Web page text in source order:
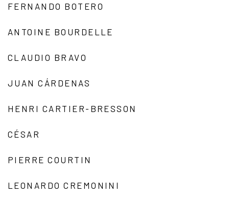
FERNANDO BOTERO
ANTOINE BOURDELLE
CLAUDIO BRAVO
JUAN CÁRDENAS
HENRI CARTIER-BRESSON
CÉSAR
PIERRE COURTIN
LEONARDO CREMONINI